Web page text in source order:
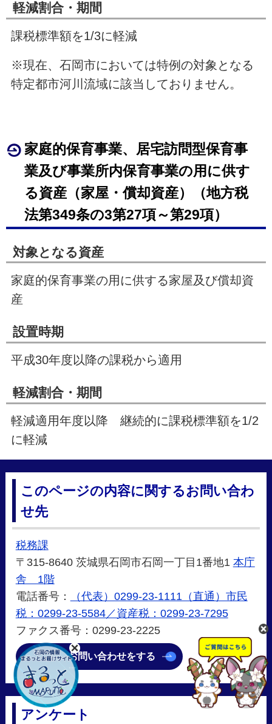
軽減割合・期間
課税標準額を1/3に軽減
※現在、石岡市においては特例の対象となる
特定都市河川流域に該当しておりません。
家庭的保育事業、居宅訪問型保育事
業及び事業所内保育事業の用に供す
る資産（家屋・償却資産）（地方税
法第349条の3第27項～第29項）
対象となる資産
家庭的保育事業の用に供する家屋及び償却資
産
設置時期
平成30年度以降の課税から適用
軽減割合・期間
軽減適用年度以降 継続的に課税標準額を1/2
に軽減
このページの内容に関するお問い合わ
せ先
税務課
〒315-8640 茨城県石岡市石岡一丁目1番地1 本庁
舎 1階
電話番号：
（代表）0299-23-1111（直通）市民
税：0299-23-5584／資産税：0299-23-7295
ファクス番号：0299-23-2225
メールでお問い合わせをする
アンケート